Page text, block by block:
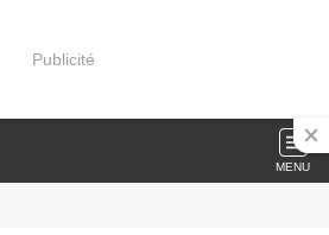
Publicité
MENU